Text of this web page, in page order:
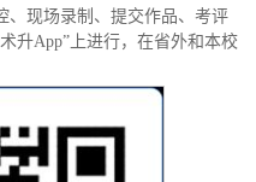
、现场录制、提交作品、考评
升App”上进行，在省外和本校